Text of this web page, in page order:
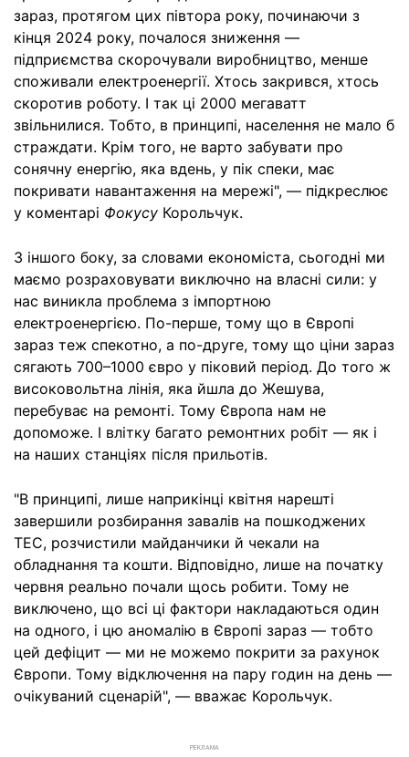
зараз, протягом цих півтора року, починаючи з
кінця 2024 року, почалося зниження —
підприємства скорочували виробництво, менше
споживали електроенергії. Хтось закрився, хтось
скоротив роботу. І так ці 2000 мегаватт
звільнилися. Тобто, в принципі, населення не мало б
страждати. Крім того, не варто забувати про
сонячну енергію, яка вдень, у пік спеки, має
покривати навантаження на мережі", — підкреслює
у коментарі Фокусу Корольчук.
З іншого боку, за словами економіста, сьогодні ми
маємо розраховувати виключно на власні сили: у
нас виникла проблема з імпортною
електроенергією. По-перше, тому що в Європі
зараз теж спекотно, а по-друге, тому що ціни зараз
сягають 700–1000 євро у піковий період. До того ж
високовольтна лінія, яка йшла до Жешува,
перебуває на ремонті. Тому Європа нам не
допоможе. І влітку багато ремонтних робіт — як і
на наших станціях після прильотів.
"В принципі, лише наприкінці квітня нарешті
завершили розбирання завалів на пошкоджених
ТЕС, розчистили майданчики й чекали на
обладнання та кошти. Відповідно, лише на початку
червня реально почали щось робити. Тому не
виключено, що всі ці фактори накладаються один
на одного, і цю аномалію в Європі зараз — тобто
цей дефіцит — ми не можемо покрити за рахунок
Європи. Тому відключення на пару годин на день —
очікуваний сценарій", — вважає Корольчук.
РЕКЛАМА